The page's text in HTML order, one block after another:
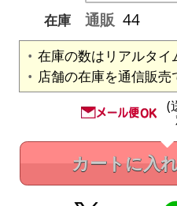
在庫
通販 44
在庫の数はリアルタイ
店舗の在庫を通信販売
(
カートに入